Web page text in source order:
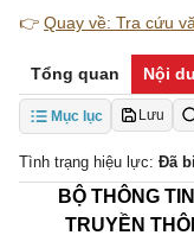
👉 Quay về: Tra cứu
Tổng quan Nội
Mục lục Lưu
Tình trạng hiệu lực: Đã
BỘ THÔNG
TRUYỀN